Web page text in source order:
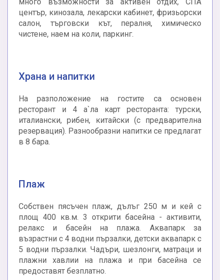
много възможности за активен отдих, СПА
център, кинозала, лекарски кабинет, фризьорски
салон, търговски кът, пералня, химическо
чистене, наем на коли, паркинг.
Храна и напитки
На разположение на гостите са основен
ресторант и 4 а`ла карт ресторанта: турски,
италиански, рибен, китайски (с предварителна
резервация). Разнообразни напитки се предлагат
в 8 бара.
Плаж
Собствен пясъчен плаж, дълъг 250 м и кей с
площ 400 кв.м. 3 открити басейна - активити,
релакс и басейн на плажа. Аквапарк за
възрастни с 4 водни пързалки, детски аквапарк с
5 водни пързалки. Чадъри, шезлонги, матраци и
плажни хавлии на плажа и при басейна се
предоставят безплатно.